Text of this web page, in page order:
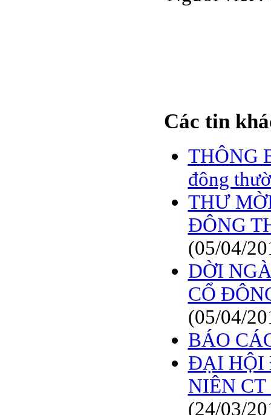
Các tin
THÔNG
đông
THƯ
ĐÔNG
(05/04/
DỜI
CỔ
(05/04/
BÁO
ĐẠI HỘI
NIÊN
(24/03/